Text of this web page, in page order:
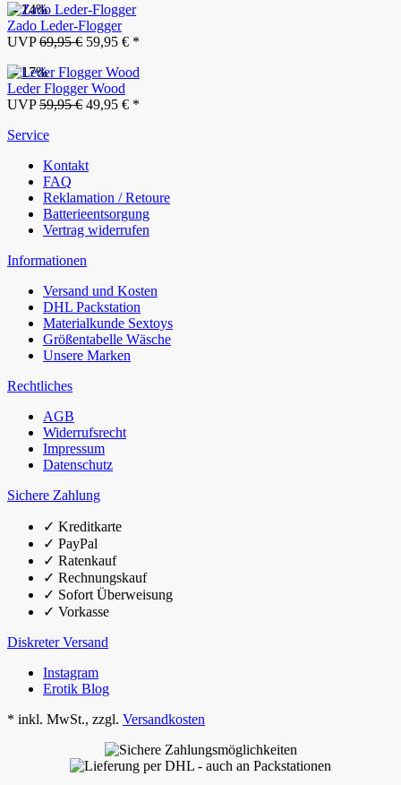
- 14%
Zado Leder-Flogger
UVP69,95 € 59,95 € *
- 17%
Leder Flogger Wood
UVP59,95 € 49,95 € *
Service
Kontakt
FAQ
Reklamation / Retoure
Batterieentsorgung
Vertrag widerrufen
Informationen
Versand und Kosten
DHL Packstation
Materialkunde Sextoys
Größentabelle Wäsche
Unsere Marken
Rechtliches
AGB
Widerrufsrecht
Impressum
Datenschutz
Sichere Zahlung
✓ Kreditkarte
✓ PayPal
✓ Ratenkauf
✓ Rechnungskauf
✓ Sofort Überweisung
✓ Vorkasse
Diskreter Versand
Instagram
Erotik Blog
* inkl. MwSt., zzgl. Versandkosten